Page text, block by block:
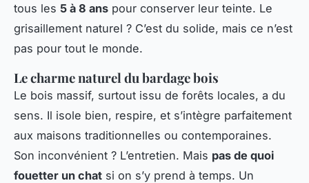
tous les 5 à 8 ans pour conserver leur teinte. Le
grisaillement naturel ? C’est du solide, mais ce n’est
pas pour tout le monde.
Le charme naturel du bardage bois
Le bois massif, surtout issu de forêts locales, a du
sens. Il isole bien, respire, et s’intègre parfaitement
aux maisons traditionnelles ou contemporaines.
Son inconvénient ? L’entretien. Mais pas de quoi
fouetter un chat si on s’y prend à temps. Un